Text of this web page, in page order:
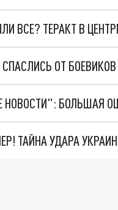
ВСЕ? ТЕРАКТ В
ОТ
ТАЙНА УДАРА